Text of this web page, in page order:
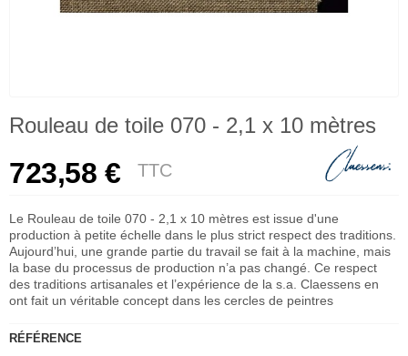
Rouleau de toile 070 - 2,1 x 10 mètres
723,58 € TTC
Le Rouleau de toile 070 - 2,1 x 10 mètres est issue d'une
production à petite échelle dans le plus strict respect des traditions.
Aujourd’hui, une grande partie du travail se fait à la machine, mais
la base du processus de production n’a pas changé. Ce respect
des traditions artisanales et l’expérience de la s.a. Claessens en
ont fait un véritable concept dans les cercles de peintres
RÉFÉRENCE